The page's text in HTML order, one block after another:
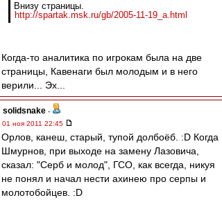
Внизу страницы.
http://spartak.msk.ru/gb/2005-11-19_a.html
Когда-то аналитика по игрокам была на две
страницы, Кавенаги был молодым и в него
верили... Эх...
solidsnake -
01 ноя 2011 22:45
Орлов, канеш, старый, тупой долбоёб. :D Когда
Шмурнов, при выходе на замену Лазовича,
сказал: "Серб и молод", ГСО, как всегда, никуя
не понял и начал нести ахинею про серпы и
молотобойцев. :D